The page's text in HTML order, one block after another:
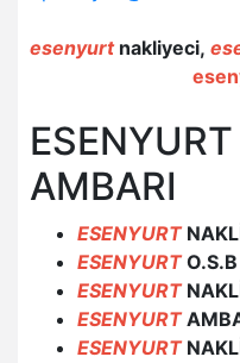
esenyurt nakliyeci,
AMBARI
ESENYURT
ESENYURT
ESENYURT
ESENYURT
ESENYURT